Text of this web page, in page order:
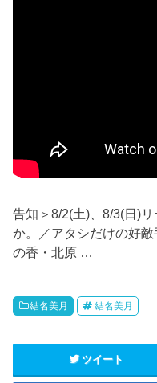
告知＞8/2(土)、8/3(日)
か。／アタシだけの好
の香・北原 …
結名美月 結名美月
ツイート